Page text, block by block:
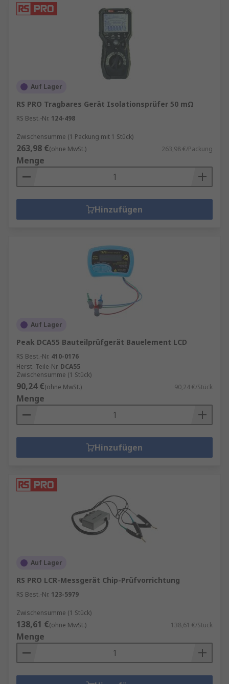
Auf Lager
RS PRO Tragbares Gerät Isolationsprüfer 50 mΩ
RS Best.-Nr. 124-498
Zwischensumme (1 Packung mit 1 Stück)
263,98 €(ohne MwSt.) 263,98 €/Packung
Menge
Hinzufügen
Auf Lager
Peak DCA55 Bauteilprüfgerät Bauelement LCD
RS Best.-Nr. 410-0176
Herst. Teile-Nr. DCA55
Zwischensumme (1 Stück)
90,24 €(ohne MwSt.) 90,24 €/Stück
Menge
Hinzufügen
Auf Lager
RS PRO LCR-Messgerät Chip-Prüfvorrichtung
RS Best.-Nr. 123-5979
Zwischensumme (1 Stück)
138,61 €(ohne MwSt.) 138,61 €/Stück
Menge